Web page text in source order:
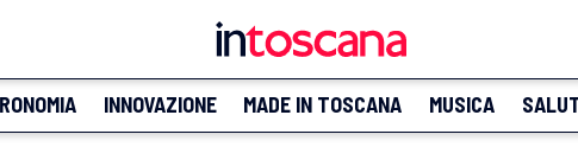
INNOVAZIONE MADE IN TOSCANA MUSICA